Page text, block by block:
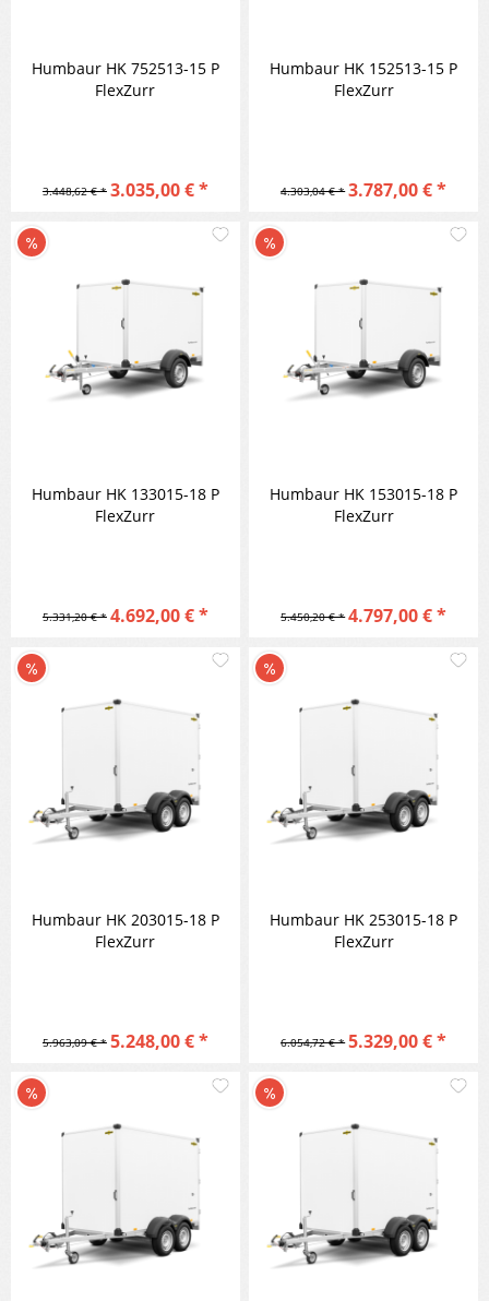
Humbaur HK 752513-15 P
FlexZurr
3.448,62 € * 3.035,00 € *
Humbaur HK 152513-15 P
FlexZurr
4.303,04 € * 3.787,00 € *
Humbaur HK 133015-18 P
FlexZurr
5.331,20 € * 4.692,00 € *
Vergleichen
Merken
Humbaur HK 153015-18 P
FlexZurr
5.450,20 € * 4.797,00 € *
Humbaur HK 203015-18 P
FlexZurr
5.963,09 € * 5.248,00 € *
Vergleichen
Merken
Humbaur HK 253015-18 P
FlexZurr
6.054,72 € * 5.329,00 € *
Vergleichen
Merken